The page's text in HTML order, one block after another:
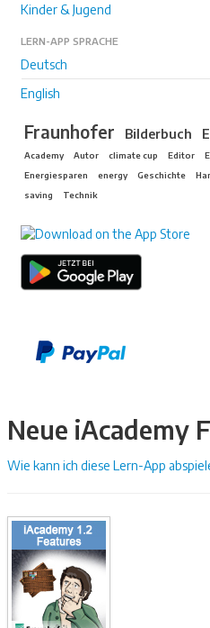
Kinder & Jugend
LERN-APP SPRACHE
Deutsch
English
Fraunhofer Bilderbuch
Academy Autor climate cup Editor
Energiesparen
energy Geschichte
saving
Technik
Neue iAcademy
Wie kann ich diese Lern-App